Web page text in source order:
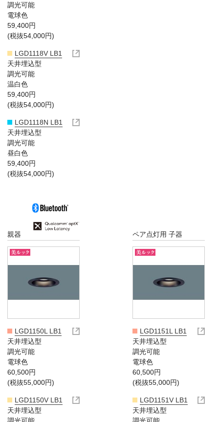
調光可能
電球色
59,400円
(税抜54,000円)
LGD1118V LB1
天井埋込型
調光可能
温白色
59,400円
(税抜54,000円)
LGD1118N LB1
天井埋込型
調光可能
昼白色
59,400円
(税抜54,000円)
親器
LGD1150L LB1
天井埋込型
調光可能
電球色
60,500円
(税抜55,000円)
LGD1150V LB1
天井埋込型
調光可能
ペア点灯用 子器
LGD1151L LB1
天井埋込型
調光可能
電球色
60,500円
(税抜55,000円)
LGD1151V LB1
天井埋込型
調光可能